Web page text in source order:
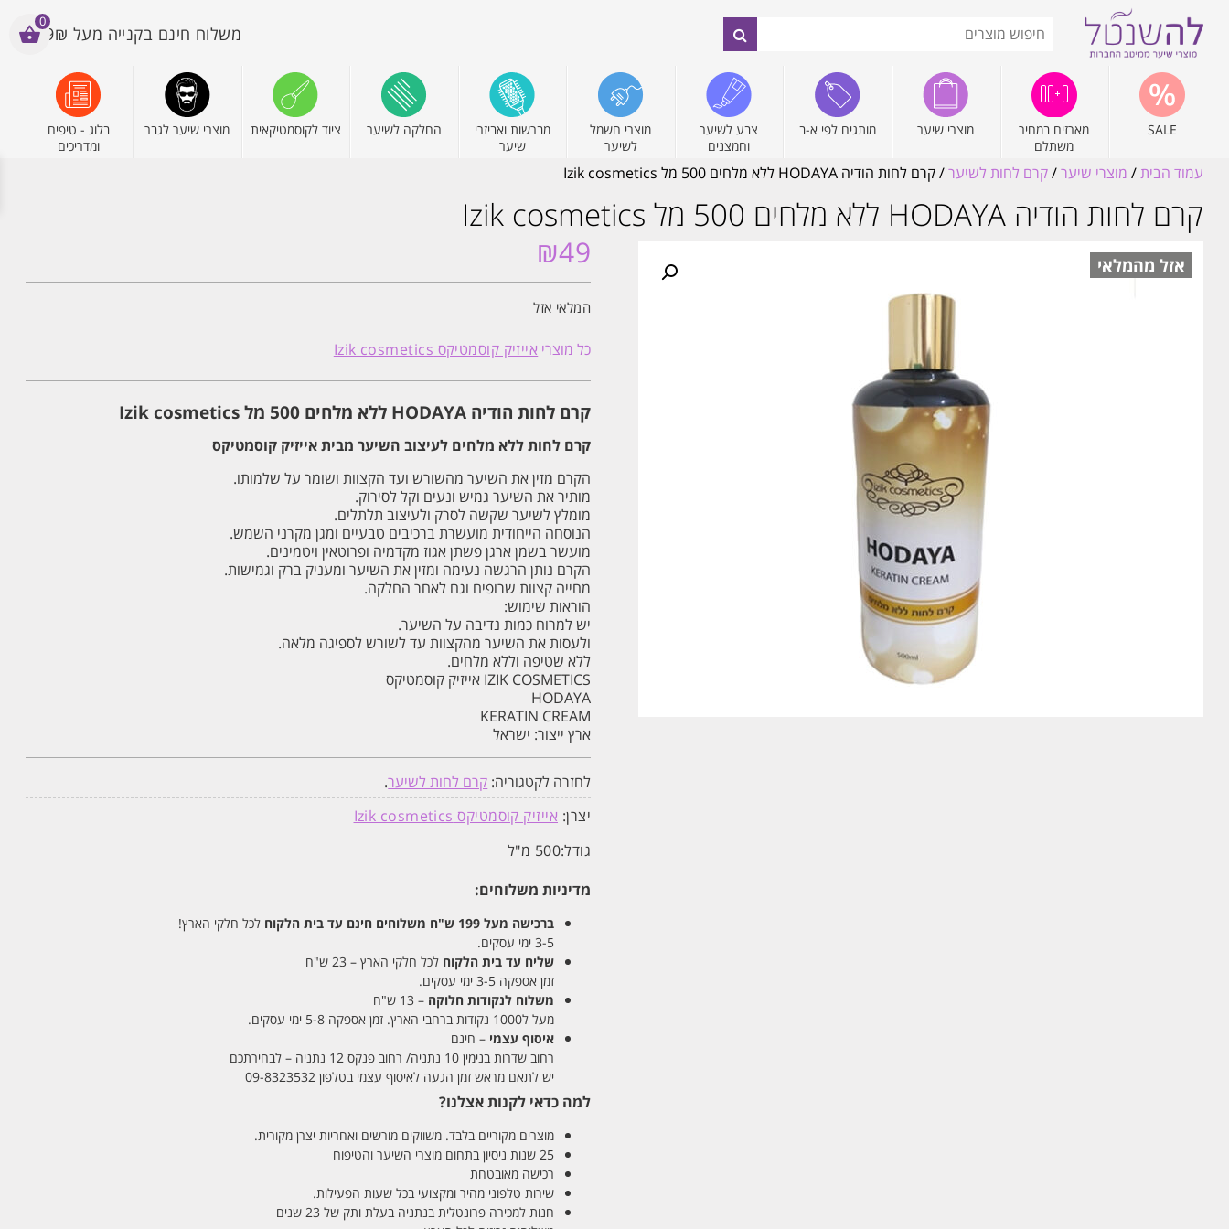
משלוח חינם בקנייה מעל 199₪
SALE
מארזים במחיר
משתלם
מוצרי שיער מותגים לפי א-ב
צבע לשיער
וחמצנים
מוצרי חשמל
לשיער
מברשות ואביזרי
שיער
החלקה לשיער ציוד לקוסמטיקאית מוצרי שיער לגבר
בלוג - טיפים
ומדריכים
עמוד הבית/ מוצרי שיער/קרם לחות לשיער/ קרם לחות הודיה HODAYA ללא מלחים 500 מל Izik cosmetics
קרם לחות הודיה HODAYA ללא מלחים 500 מל Izik cosmetics
₪49
המלאי אזל
כל מוצרי אייזיק קוסמטיקס Izik cosmetics
קרם לחות הודיה HODAYA ללא מלחים 500 מל Izik cosmetics
קרם לחות ללא מלחים לעיצוב השיער מבית אייזיק קוסמטיקס
הקרם מזין את השיער מהשורש ועד הקצוות ושומר על שלמותו.
מותיר את השיער גמיש ונעים וקל לסירוק.
מומלץ לשיער שקשה לסרק ולעיצוב תלתלים.
הנוסחה הייחודית מועשרת ברכיבים טבעיים ומגן מקרני השמש.
מועשר בשמן ארגן פשתן אגוז מקדמיה ופרוטאין ויטמינים.
הקרם נותן הרגשה נעימה ומזין את השיער ומעניק ברק וגמישות.
מחייה קצוות שרופים וגם לאחר החלקה.
הוראות שימוש:
יש למרוח כמות נדיבה על השיער.
ולעסות את השיער מהקצוות עד לשורש לספיגה מלאה.
ללא שטיפה וללא מלחים.
IZIK COSMETICS אייזיק קוסמטיקס
HODAYA
KERATIN CREAM
ארץ ייצור: ישראל
לחזרה לקטגוריה: קרם לחות לשיער.
יצרן: אייזיק קוסמטיקס Izik cosmetics
גודל:500 מ"ל
מדיניות משלוחים:
ברכישה מעל 199 ש"ח משלוחים חינם עד בית הלקוח לכל חלקי הארץ!
3-5 ימי עסקים.
שליח עד בית הלקוח לכל חלקי הארץ – 23 ש"ח
זמן אספקה 3-5 ימי עסקים.
משלוח לנקודות חלוקה – 13 ש"ח
מעל ל1000 נקודות ברחבי הארץ. זמן אספקה 5-8 ימי עסקים.
איסוף עצמי – חינם
רחוב שדרות בנימין 10 נתניה/ רחוב פנקס 12 נתניה – לבחירתכם
יש לתאם מראש זמן הגעה לאיסוף עצמי בטלפון 09-8323532
למה כדאי לקנות אצלנו?
מוצרים מקוריים בלבד. משווקים מורשים ואחריות יצרן מקורית.
25 שנות ניסיון בתחום מוצרי השיער והטיפוח
רכישה מאובטחת
שירות טלפוני מהיר ומקצועי בכל שעות הפעילות.
חנות למכירה פרונטלית בנתניה בעלת ותק של 23 שנים
0